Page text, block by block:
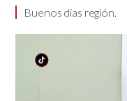
Buenos días región.